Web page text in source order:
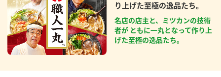
り上げた至極の逸品たち。
名店の店主と、ミツカンの技術
者が ともに一丸となって作り上
げた至極の逸品たち。